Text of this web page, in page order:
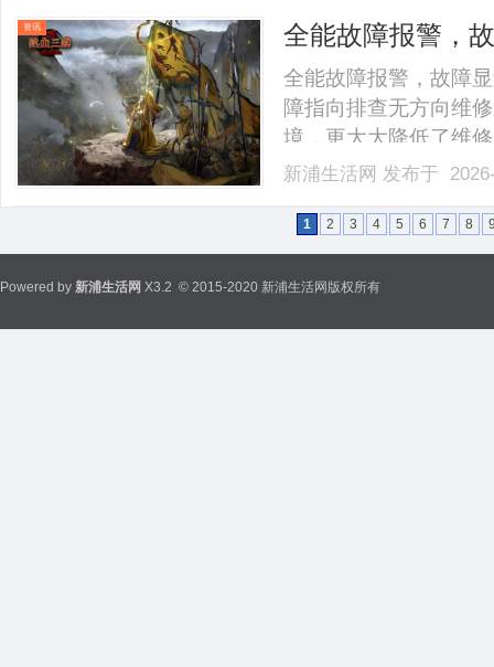
术，在阿司匹林基础
资讯 全能故障报警，
全能故障报警，故障
障指向排查无方向维
境，更大大降低了维
器为排查诊断赋予“观
等不同故障报警为故
新浦生活网 发布于
1 2 3 4 5 6 7 8
Powered by 新浦生活网 X3.2 © 2015-2020 新浦生活网版权所有